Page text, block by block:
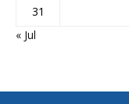
31
« Jul